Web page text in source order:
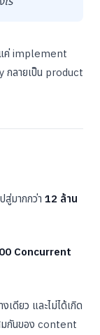
ค่ implement
ลายเป็น product
สู่มากกว่า 12 ล้าน
Concurrent
เดียว และไม่ได้เกิด
มกันของ content